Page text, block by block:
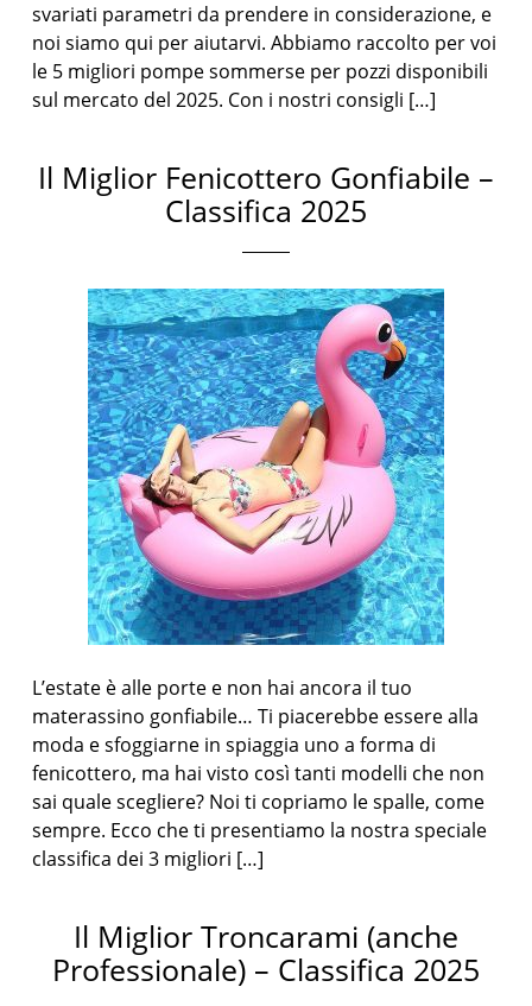
svariati parametri da prendere in considerazione, e
noi siamo qui per aiutarvi. Abbiamo raccolto per voi
le 5 migliori pompe sommerse per pozzi disponibili
sul mercato del 2025. Con i nostri consigli […]
Il Miglior Fenicottero Gonfiabile –
Classifica 2025
L’estate è alle porte e non hai ancora il tuo
materassino gonfiabile… Ti piacerebbe essere alla
moda e sfoggiarne in spiaggia uno a forma di
fenicottero, ma hai visto così tanti modelli che non
sai quale scegliere? Noi ti copriamo le spalle, come
sempre. Ecco che ti presentiamo la nostra speciale
classifica dei 3 migliori […]
Il Miglior Troncarami (anche
Professionale) – Classifica 2025